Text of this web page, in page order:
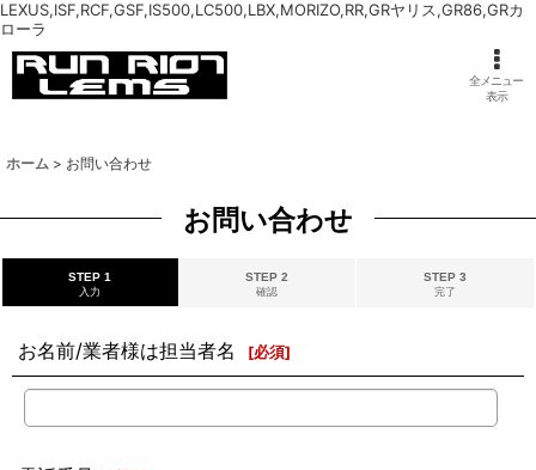
LEXUS,ISF,RCF,GSF,IS500,LC500,LBX,MORIZO,RR,GRヤリス,GR86,GRカ
ローラ
全メニュー
表示
ホーム > お問い合わせ
お問い合わせ
STEP 1
入力
STEP 2
確認
STEP 3
完了
お名前/業者様は担当者名 [必須]